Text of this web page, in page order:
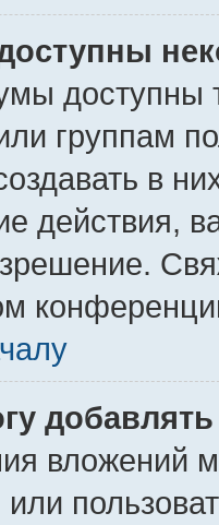
доступны
группам
в
действия,
вложений